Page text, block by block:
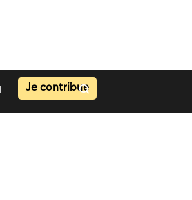
Je contribue